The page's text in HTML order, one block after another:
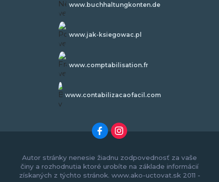
www.buchhaltungkonten.de
www.jak-ksiegowac.pl
www.comptabilisation.fr
www.contabilizacaofacil.com
Autor stránky nenesie žiadnu zodpovednosť za vaše
činy a rozhodnutia ktoré urobíte na základe informácií
získaných z týchto stránok. www.ako-uctovat.sk 2011 -